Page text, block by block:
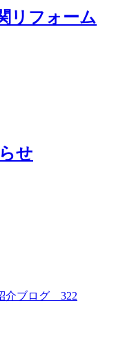
フォーム
せ
介ブログ 322